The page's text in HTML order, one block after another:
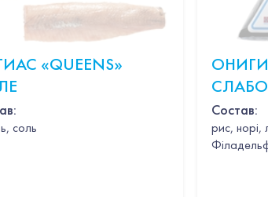
«QUEENS»
соль
Состав:
рис,